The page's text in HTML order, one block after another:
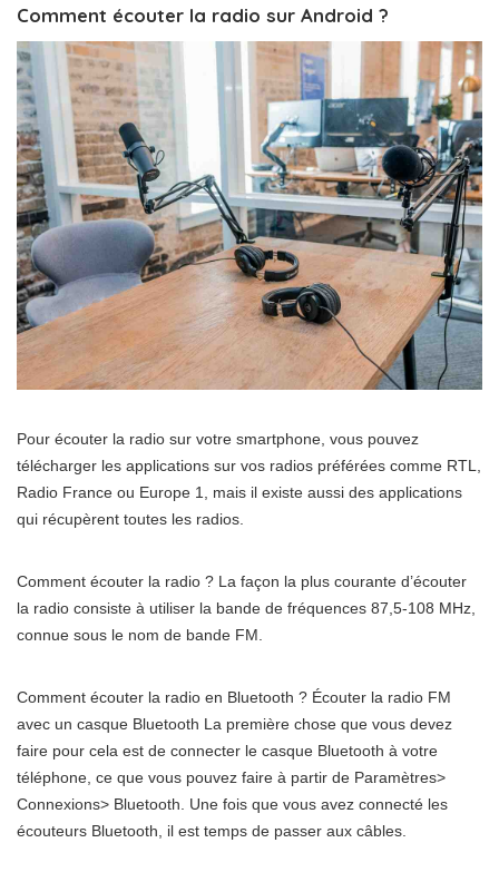
Comment écouter la radio sur Android ?
Pour écouter la radio sur votre smartphone, vous pouvez
télécharger les applications sur vos radios préférées comme RTL,
Radio France ou Europe 1, mais il existe aussi des applications
qui récupèrent toutes les radios.
Comment écouter la radio ? La façon la plus courante d’écouter
la radio consiste à utiliser la bande de fréquences 87,5-108 MHz,
connue sous le nom de bande FM.
Comment écouter la radio en Bluetooth ? Écouter la radio FM
avec un casque Bluetooth La première chose que vous devez
faire pour cela est de connecter le casque Bluetooth à votre
téléphone, ce que vous pouvez faire à partir de Paramètres>
Connexions> Bluetooth. Une fois que vous avez connecté les
écouteurs Bluetooth, il est temps de passer aux câbles.